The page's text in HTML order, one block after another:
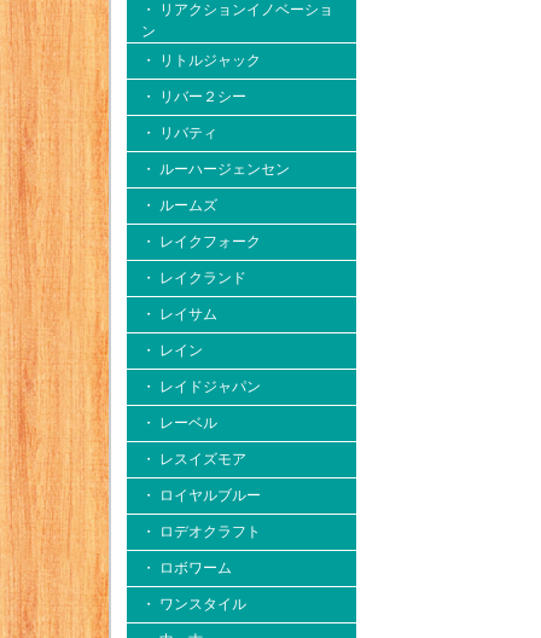
・ リアクションイノベーショ
ン
・ リトルジャック
・ リバー２シー
・ リバティ
・ ルーハージェンセン
・ ルームズ
・ レイクフォーク
・ レイクランド
・ レイサム
・ レイン
・ レイドジャパン
・ レーベル
・ レスイズモア
・ ロイヤルブルー
・ ロデオクラフト
・ ロボワーム
・ ワンスタイル